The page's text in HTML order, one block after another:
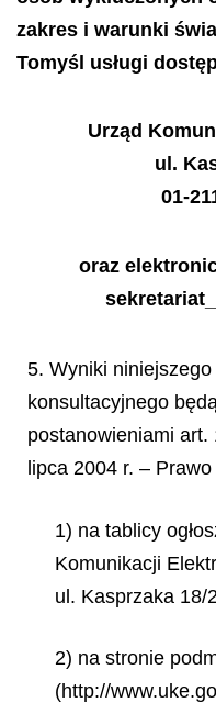
zakres i warunki
Tomyśl usługi
Urząd
ul.
01-
oraz
5. Wyniki
konsultacyjnego
postanowieniami
lipca 2004 r. –
1) na tablicy
Komunikacji
ul. Kasprzaka 18/
2) na stronie
(http://